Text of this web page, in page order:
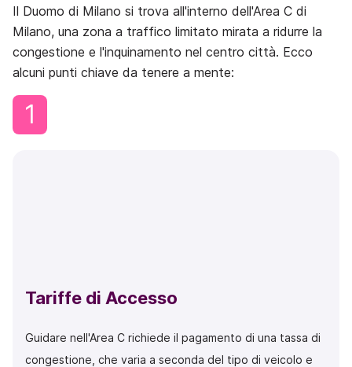
Il Duomo di Milano si trova all'interno dell'Area C di
Milano, una zona a traffico limitato mirata a ridurre la
congestione e l'inquinamento nel centro città. Ecco
alcuni punti chiave da tenere a mente:
1
Tariffe di Accesso
Guidare nell'Area C richiede il pagamento di una tassa di
congestione, che varia a seconda del tipo di veicolo e